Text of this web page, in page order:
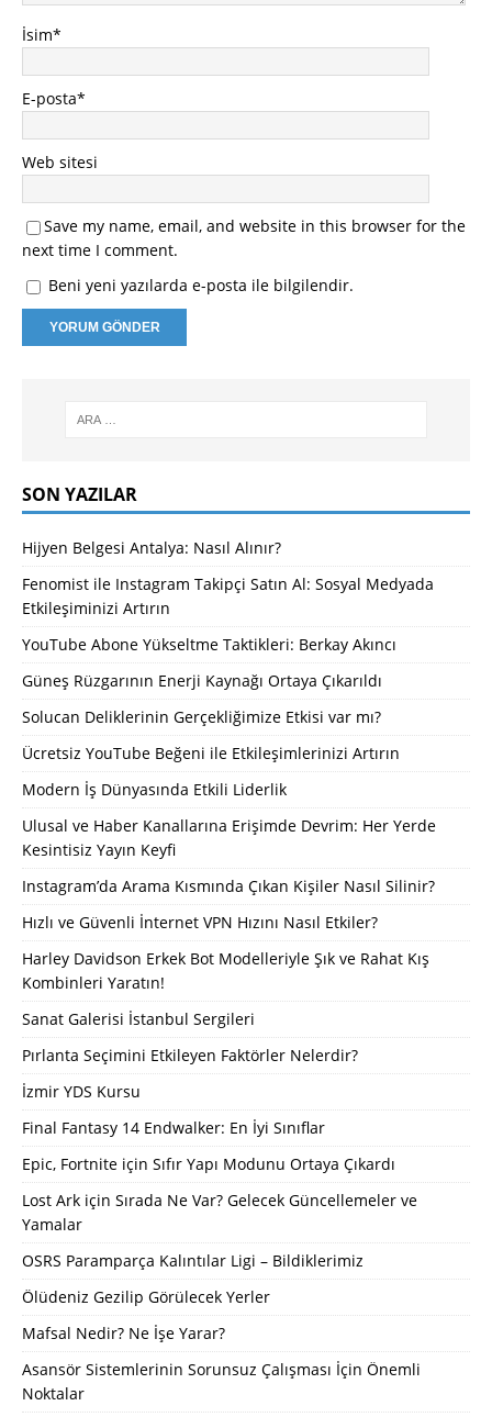
İsim*
E-posta*
Web sitesi
Save my name, email, and website in this browser for the
next time I comment.
Beni yeni yazılarda e-posta ile bilgilendir.
SON YAZILAR
Hijyen Belgesi Antalya: Nasıl Alınır?
Fenomist ile Instagram Takipçi Satın Al: Sosyal Medyada
Etkileşiminizi Artırın
YouTube Abone Yükseltme Taktikleri: Berkay Akıncı
Güneş Rüzgarının Enerji Kaynağı Ortaya Çıkarıldı
Solucan Deliklerinin Gerçekliğimize Etkisi var mı?
Ücretsiz YouTube Beğeni ile Etkileşimlerinizi Artırın
Modern İş Dünyasında Etkili Liderlik
Ulusal ve Haber Kanallarına Erişimde Devrim: Her Yerde
Kesintisiz Yayın Keyfi
Instagram’da Arama Kısmında Çıkan Kişiler Nasıl Silinir?
Hızlı ve Güvenli İnternet VPN Hızını Nasıl Etkiler?
Harley Davidson Erkek Bot Modelleriyle Şık ve Rahat Kış
Kombinleri Yaratın!
Sanat Galerisi İstanbul Sergileri
Pırlanta Seçimini Etkileyen Faktörler Nelerdir?
İzmir YDS Kursu
Final Fantasy 14 Endwalker: En İyi Sınıflar
Epic, Fortnite için Sıfır Yapı Modunu Ortaya Çıkardı
Lost Ark için Sırada Ne Var? Gelecek Güncellemeler ve
Yamalar
OSRS Paramparça Kalıntılar Ligi – Bildiklerimiz
Ölüdeniz Gezilip Görülecek Yerler
Mafsal Nedir? Ne İşe Yarar?
Asansör Sistemlerinin Sorunsuz Çalışması İçin Önemli
Noktalar